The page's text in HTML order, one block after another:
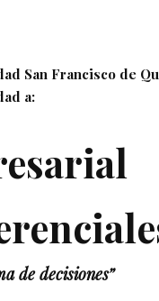
San Francisco de
a:
de decisiones”